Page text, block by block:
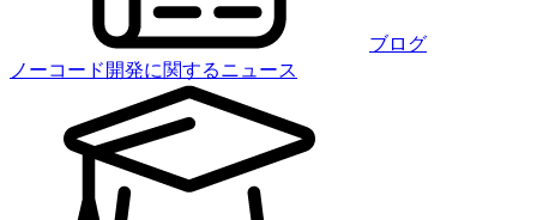
ブログ
ノーコード開発に関するニュース